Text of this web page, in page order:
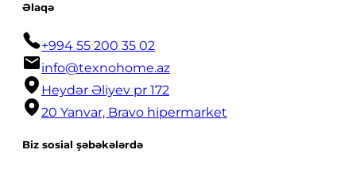
Əlaqə
+994 55 200 35 02
info@texnohome.az
Heydər Əliyev pr 172
20 Yanvar, Bravo hipermarket
Biz sosial şəbəkələrdə